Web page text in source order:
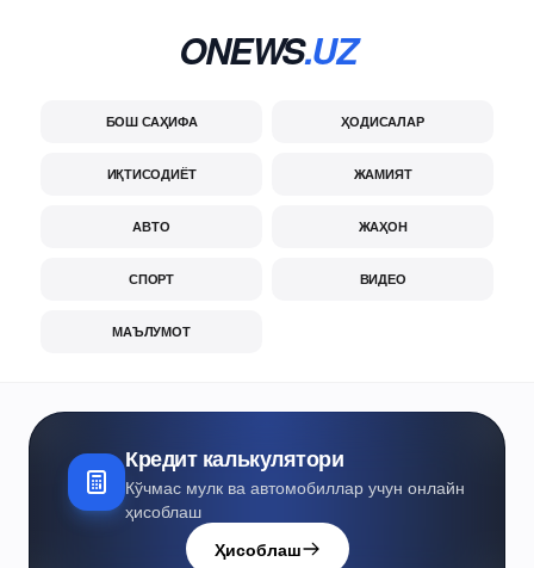
ONEWS.UZ
БОШ САҲИФА ҲОДИСАЛАР
ИҚТИСОДИЁТ ЖАМИЯТ
АВТО ЖАҲОН
СПОРТ ВИДЕО
МАЪЛУМОТ
Кредит калькулятори
Кўчмас мулк ва автомобиллар учун онлайн
ҳисоблаш
Ҳисоблаш